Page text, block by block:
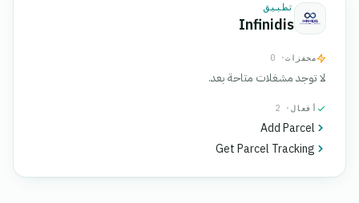
تطبيق
Infinidis
محفزات· 0
لا توجد مشغلات متاحة بعد.
أفعال · 2
Add Parcel
Get Parcel Tracking